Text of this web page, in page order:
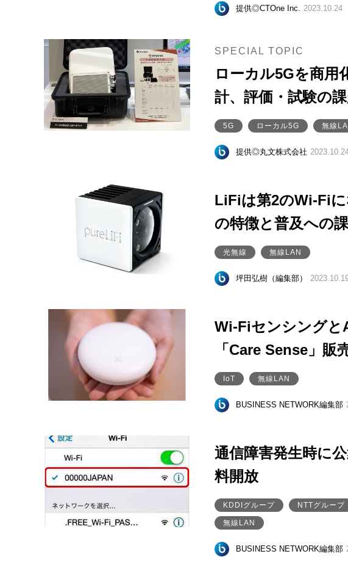
提供◎CTOne Inc. 2023.10.24
SPECIAL TOPIC
ローカル5Gを商
計、評価・試験の
5G ローカル5G 無線
提供◎丸文株式会社
LiFiは第2のWi-Fi
の特徴と普及への
光無線 無線LAN
坪田弘樹（編集部）
Wi-Fiセンシングと
「Care Sense」販
IoT 無線LAN
BUSINESS NETWORK編集部
通信障害発生時に
料開放
KDDIグループ NTTグループ
無線LAN
BUSINESS NETWORK編集部